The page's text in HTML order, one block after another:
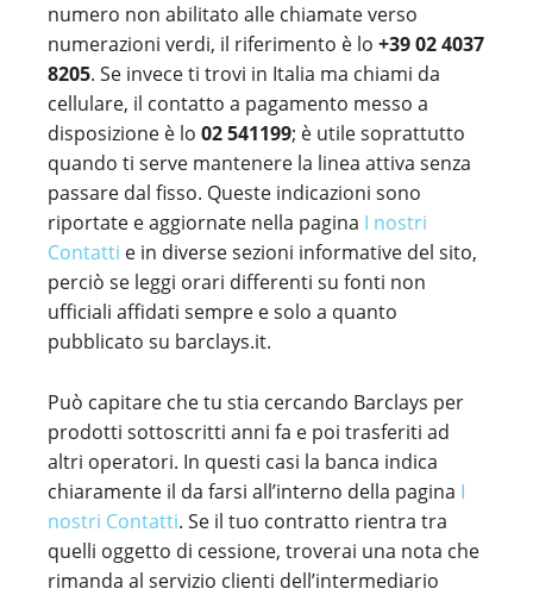
numero non abilitato alle chiamate verso
numerazioni verdi, il riferimento è lo +39 02 4037
8205. Se invece ti trovi in Italia ma chiami da
cellulare, il contatto a pagamento messo a
disposizione è lo 02 541199; è utile soprattutto
quando ti serve mantenere la linea attiva senza
passare dal fisso. Queste indicazioni sono
riportate e aggiornate nella pagina I nostri
Contatti e in diverse sezioni informative del sito,
perciò se leggi orari differenti su fonti non
ufficiali affidati sempre e solo a quanto
pubblicato su barclays.it.
Può capitare che tu stia cercando Barclays per
prodotti sottoscritti anni fa e poi trasferiti ad
altri operatori. In questi casi la banca indica
chiaramente il da farsi all’interno della pagina I
nostri Contatti. Se il tuo contratto rientra tra
quelli oggetto di cessione, troverai una nota che
rimanda al servizio clienti dell’intermediario